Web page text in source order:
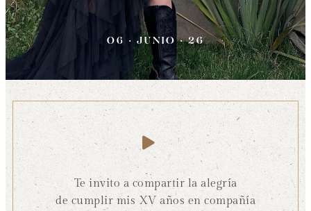
06 · JUNIO · 26
Te invito a compartir la alegría
de cumplir mis XV años en compañía